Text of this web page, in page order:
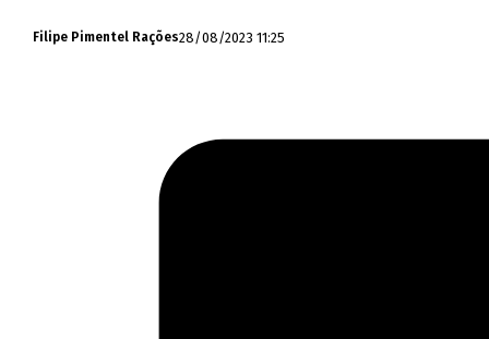
Filipe Pimentel Rações28/08/2023 11:25